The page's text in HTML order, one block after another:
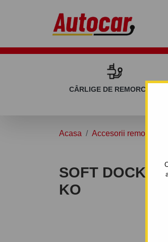
CÂRLIGE DE REMORCARE
Acasa Accesorii remorcă
SOFT DOCK
KO